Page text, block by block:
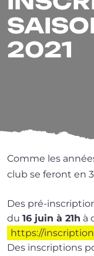
2021
Comme les
club se feront en
Des pré-
du 16 juin à 21h à
https://​
Des ins­crip­tions